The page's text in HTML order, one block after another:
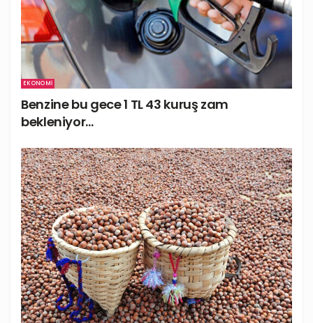
EKONOMI
Benzine bu gece 1 TL 43 kuruş zam
bekleniyor…